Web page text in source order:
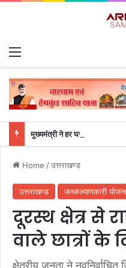
मुख्यमंत्री ने हर घर तिरंगा यात्रा
Home /उत्तराखण्ड
उत्तराखण्ड जनकल्याणकारी योजना
दूरस्थ क्षेत्र से
वाले छात्रों के
क्षेत्रीय जनता ने